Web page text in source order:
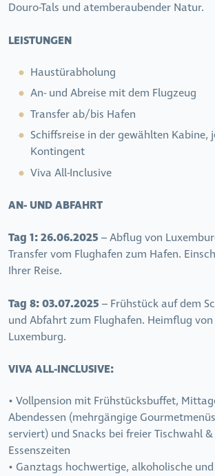
Douro-Tals und atemberaubender Natur.
LEISTUNGEN
Haustürabholung
An- und Abreise mit dem Flugzeug
Transfer ab/bis Hafen
Schiffsreise in der gewählten Kabine,
Kontingent
Viva All-Inclusive
AN- UND ABFAHRT
Tag 1: 26.06.2025 – Abflug von
Transfer vom Flughafen zum Hafen.
Ihrer Reise.
Tag 8: 03.07.2025 – Frühstück auf dem
und Abfahrt zum Flughafen. Heimflug
Luxemburg.
VIVA ALL-INCLUSIVE:
• Vollpension mit Frühstücksbuffet,
Abendessen (mehrgängige
serviert) und Snacks bei freier Tischwahl
Essenszeiten
• Ganztags hochwertige, alkoholische